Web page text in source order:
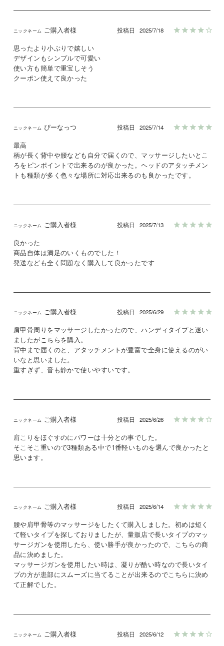
ご購入者様 投稿日 2025/7/18
思ったより小ぶりで嬉しい
デザインもシンプルで可愛い
使い方も簡単で重宝しそう
クーポン使えて良かった
ぴーなっつ 投稿日 2025/7/14
最高
柄が長く背中や腰なども自分で届くので、マッサージしたいとこ
ろをピンポイントで出来るのが良かった。ヘッドのアタッチメン
トも種類が多く色々な場所に対応出来るのも良かったです。
ご購入者様 投稿日 2025/7/13
良かった
商品自体は満足のいくものでした！
発送なども全く問題なく購入して良かったです
ご購入者様 投稿日 2025/6/29
肩甲骨周りをマッサージしたかったので、ハンディタイプと迷い
ましたがこちらを購入。
背中まで届くのと、アタッチメントが豊富で全身に使えるのがい
いなと思いました。
重すぎず、音も静かで使いやすいです。
ご購入者様 投稿日 2025/6/26
肩こりをほぐすのにパワーは十分との事でした。
そこそこ重いので3種類ある中で1番軽いものを選んで良かったと
思います。
ご購入者様 投稿日 2025/6/14
腰や肩甲骨等のマッサージをしたくて購入しました。初めは短く
て軽いタイプを探しておりましたが、量販店で長いタイプのマッ
サージガンを使用したら、使い勝手が良かったので、こちらの商
品に決めました。
マッサージガンを使用したい時は、凝りが酷い時なので長いタイ
プの方が患部にスムーズに当てることが出来るのでこちらに決め
て正解でした。
ご購入者様 投稿日 2025/6/12